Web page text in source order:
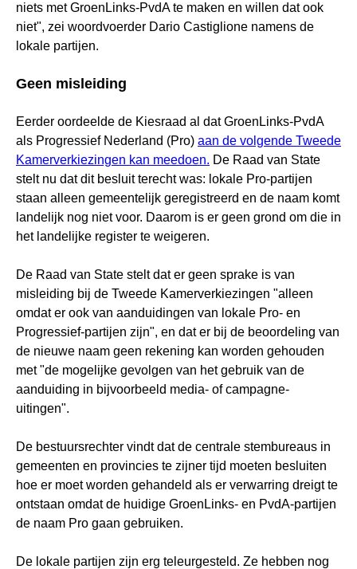
niets met GroenLinks-PvdA te maken en willen dat ook
niet", zei woordvoerder Dario Castiglione namens de
lokale partijen.
Geen misleiding
Eerder oordeelde de Kiesraad al dat GroenLinks-PvdA
als Progressief Nederland (Pro) aan de volgende Tweede
Kamerverkiezingen kan meedoen. De Raad van State
stelt nu dat dit besluit terecht was: lokale Pro-partijen
staan alleen gemeentelijk geregistreerd en de naam komt
landelijk nog niet voor. Daarom is er geen grond om die in
het landelijke register te weigeren.
De Raad van State stelt dat er geen sprake is van
misleiding bij de Tweede Kamerverkiezingen "alleen
omdat er ook van aanduidingen van lokale Pro- en
Progressief-partijen zijn", en dat er bij de beoordeling van
de nieuwe naam geen rekening kan worden gehouden
met "de mogelijke gevolgen van het gebruik van de
aanduiding in bijvoorbeeld media- of campagne-
uitingen".
De bestuursrechter vindt dat de centrale stembureaus in
gemeenten en provincies te zijner tijd moeten besluiten
hoe er moet worden gehandeld als er verwarring dreigt te
ontstaan omdat de huidige GroenLinks- en PvdA-partijen
de naam Pro gaan gebruiken.
De lokale partijen zijn erg teleurgesteld. Ze hebben nog